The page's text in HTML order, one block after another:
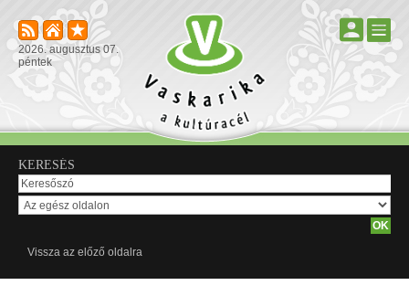
2026. augusztus 07.
péntek
KERESÉS
Vissza az előző oldalra